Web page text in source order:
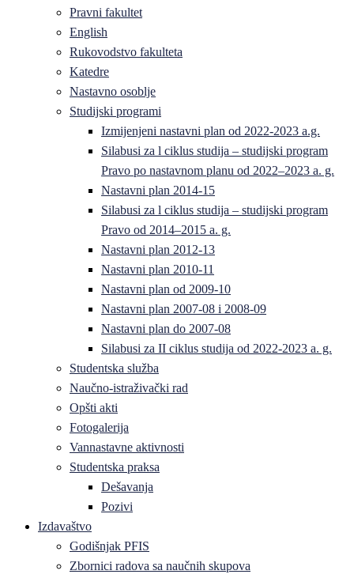
Pravni fakultet
English
Rukovodstvo fakulteta
Katedre
Nastavno osoblje
Studijski programi
Izmijenjeni nastavni plan od 2022-2023 a.g.
Silabusi za l ciklus studija – studijski program
Pravo po nastavnom planu od 2022–2023 a. g.
Nastavni plan 2014-15
Silabusi za l ciklus studija – studijski program
Pravo od 2014–2015 a. g.
Nastavni plan 2012-13
Nastavni plan 2010-11
Nastavni plan od 2009-10
Nastavni plan 2007-08 i 2008-09
Nastavni plan do 2007-08
Silabusi za II ciklus studija od 2022-2023 a. g.
Studentska služba
Naučno-istraživački rad
Opšti akti
Fotogalerija
Vannastavne aktivnosti
Studentska praksa
Dešavanja
Pozivi
Izdavaštvo
Godišnjak PFIS
Zbornici radova sa naučnih skupova